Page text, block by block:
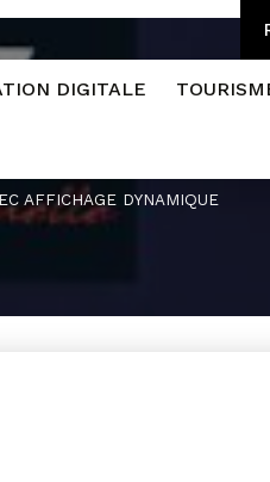
DIGITALE
AFFICHAGE DYNAMIQUE